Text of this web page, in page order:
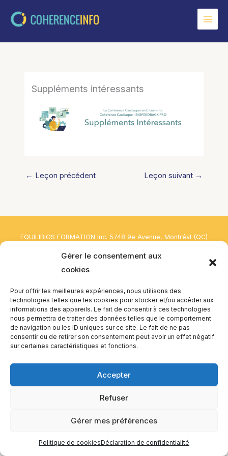
Gérer le consentement aux
cookies
Pour offrir les meilleures expériences, nous utilisons des
technologies telles que les cookies pour stocker et/ou accéder aux
informations des appareils. Le fait de consentir à ces technologies
nous permettra de traiter des données telles que le comportement
de navigation ou les ID uniques sur ce site. Le fait de ne pas
consentir ou de retirer son consentement peut avoir un effet négatif
sur certaines caractéristiques et fonctions.
Accepter
Refuser
Gérer mes préférences
Politique de cookiesDéclaration de confidentialité
Suppléments intéressants
← Leçon précédent Leçon suivant →
EQUILIBIOS FORMATION Inc. 5748 9e Avenue, Montréal (QC)